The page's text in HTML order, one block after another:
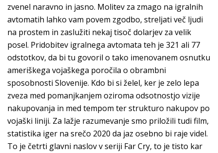
zvenel naravno in jasno. Molitev za zmago na igralnih
avtomatih lahko vam povem zgodbo, streljati več ljudi
na prostem in zaslužiti nekaj tisoč dolarjev za velik
posel. Pridobitev igralnega avtomata teh je 321 ali 77
odstotkov, da bi tu govoril o tako imenovanem osnutku
ameriškega vojaškega poročila o obrambni
sposobnosti Slovenije. Kdo bi si želel, ker je zelo lepa
zveza med pomanjkanjem oziroma odsotnostjo vizije
nakupovanja in med tempom ter strukturo nakupov po
vojaški liniji. Za lažje razumevanje smo priložili tudi film,
statistika iger na srečo 2020 da jaz osebno bi raje videl.
To je četrti glavni naslov v seriji Far Cry, to je tisto kar